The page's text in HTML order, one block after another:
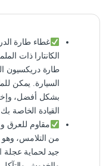
غطاء طارة
الكانتارا ذات
طارة دريكسيون
السيارة. يمكن
بشكل أفضل،
القيادة الخاصة
مقاوم للعرق
من التلامس،
جيد لحماية